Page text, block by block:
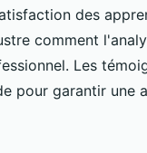
des
comment
Les
pour garantir une